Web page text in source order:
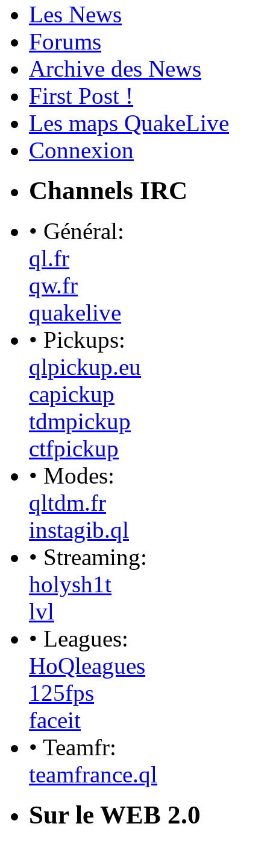
Les News
Forums
Archive des News
First Post !
Les maps QuakeLive
Connexion
Channels IRC
• Général:
ql.fr
qw.fr
quakelive
• Pickups:
qlpickup.eu
capickup
tdmpickup
ctfpickup
• Modes:
qltdm.fr
instagib.ql
• Streaming:
holysh1t
lvl
• Leagues:
HoQleagues
125fps
faceit
• Teamfr:
teamfrance.ql
Sur le WEB 2.0